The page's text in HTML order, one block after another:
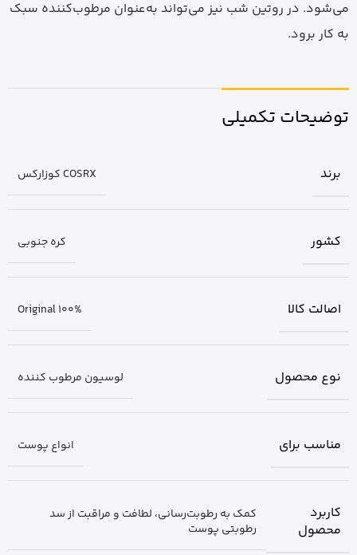
می‌شود. در روتین شب نیز می‌تواند به‌عنوان مرطوب‌کننده سبک
به کار برود.
توضیحات تکمیلی
برند COSRX کوزارکس
کشور کره جنوبی
اصالت کالا Original 100%
نوع محصول لوسیون مرطوب کننده
مناسب برای انواع پوست
کاربرد
محصول
کمک به رطوبت‌رسانی، لطافت و مراقبت از سد
رطوبتی پوست